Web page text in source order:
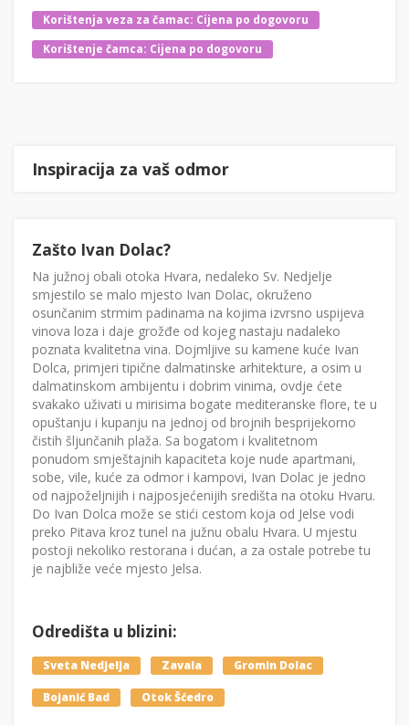
Korištenja veza za čamac: Cijena po dogovoru
Korištenje čamca: Cijena po dogovoru
Inspiracija za vaš odmor
Zašto Ivan Dolac?
Na južnoj obali otoka Hvara, nedaleko Sv. Nedjelje
smjestilo se malo mjesto Ivan Dolac, okruženo
osunčanim strmim padinama na kojima izvrsno uspijeva
vinova loza i daje grožđe od kojeg nastaju nadaleko
poznata kvalitetna vina. Dojmljive su kamene kuće Ivan
Dolca, primjeri tipične dalmatinske arhitekture, a osim u
dalmatinskom ambijentu i dobrim vinima, ovdje ćete
svakako uživati u mirisima bogate mediteranske flore, te u
opuštanju i kupanju na jednoj od brojnih besprijekorno
čistih šljunčanih plaža. Sa bogatom i kvalitetnom
ponudom smještajnih kapaciteta koje nude apartmani,
sobe, vile, kuće za odmor i kampovi, Ivan Dolac je jedno
od najpoželjnijih i najposjećenijih središta na otoku Hvaru.
Do Ivan Dolca može se stići cestom koja od Jelse vodi
preko Pitava kroz tunel na južnu obalu Hvara. U mjestu
postoji nekoliko restorana i dućan, a za ostale potrebe tu
je najbliže veće mjesto Jelsa.
Odredišta u blizini:
Sveta Nedjelja Zavala Gromin Dolac
Bojanić Bad Otok Šćedro